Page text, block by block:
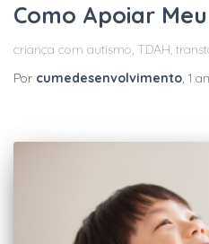
Como Apoiar
criança com autismo, TDAH,
Por cumedesenvolvimento, 1